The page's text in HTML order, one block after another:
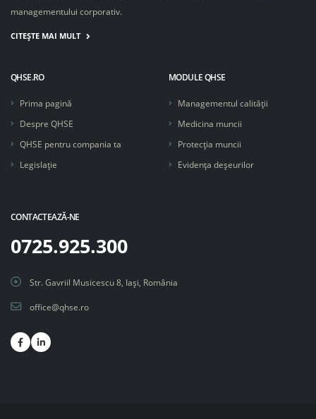
managementului corporativ.
CITEȘTE MAI MULT
QHSE.RO
Prima pagină
Despre QHSE
QHSE pentru compania ta
Legislație
MODULE QHSE
Managementul calității
Medicina muncii
Protecția muncii
Evidența deșeurilor
CONTACTEAZĂ-NE
0725.925.300
Str. Gavriil Musicescu 8, Iaşi, România
office@qhse.ro